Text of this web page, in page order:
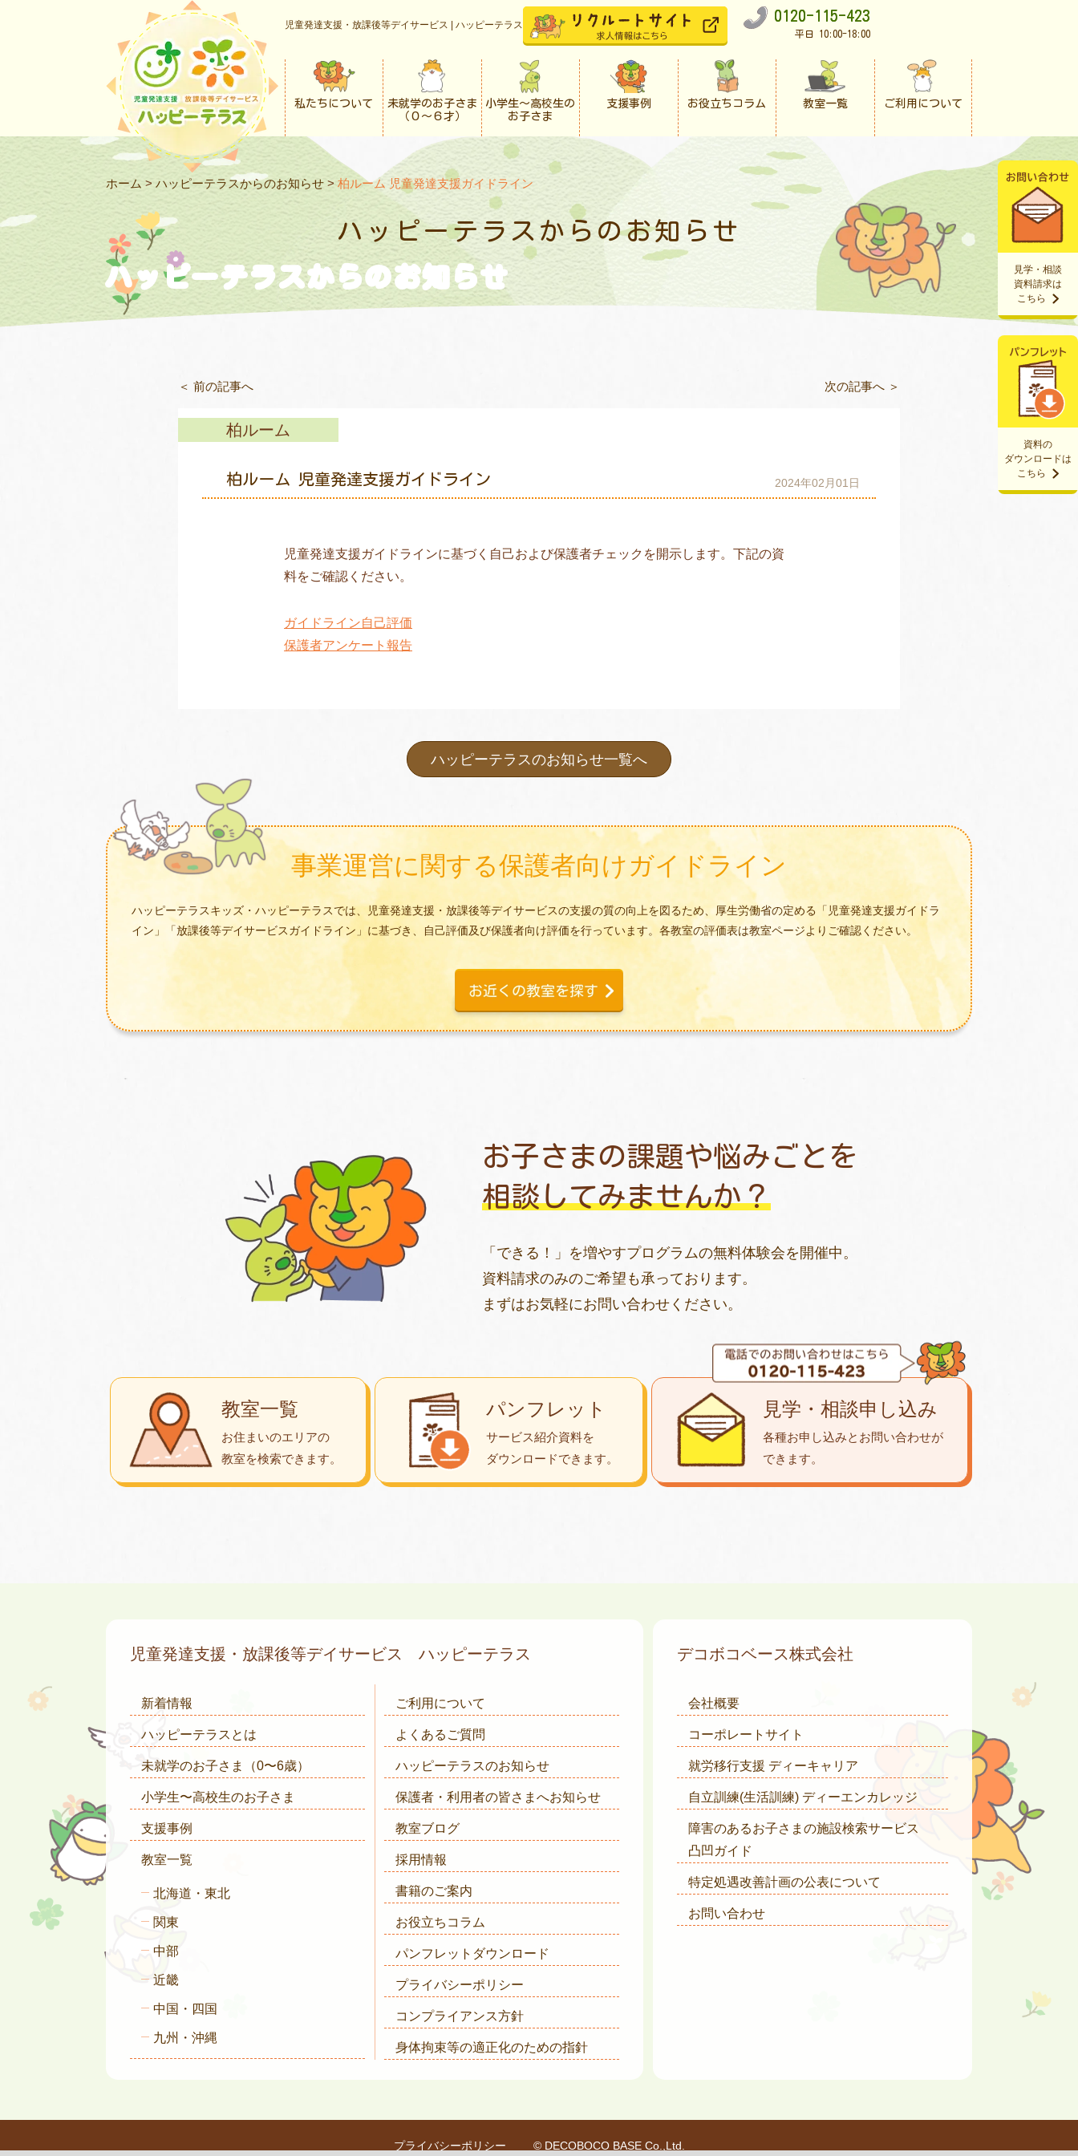
児童発達支援・放課後等デイサービス | ハッピーテラス
0120-115-423
平日 10:00-18:00
私たちについて
未就学のお子さま
（０〜６才）
小学生〜高校生の
お子さま
支援事例 お役立ちコラム 教室一覧 ご利用について
資料の
ダウンロードは
こちら
見学・相談
資料請求は
こちら
ホーム > ハッピーテラスからのお知らせ > 柏ルーム 児童発達支援ガイドライン
ハッピーテラスからのお知らせ
ハッピーテラスからのお知らせ
＜ 前の記事へ 次の記事へ ＞
柏ルーム
柏ルーム 児童発達支援ガイドライン 2024年02月01日
児童発達支援ガイドラインに基づく自己および保護者チェックを開示します。下記の資
料をご確認ください。
ガイドライン自己評価
保護者アンケート報告
ハッピーテラスのお知らせ一覧へ
事業運営に関する保護者向けガイドライン
ハッピーテラスキッズ・ハッピーテラスでは、児童発達支援・放課後等デイサービスの支援の質の向上を図るため、厚生労働省の定める「児童発達支援ガイドラ
イン」「放課後等デイサービスガイドライン」に基づき、自己評価及び保護者向け評価を行っています。各教室の評価表は教室ページよりご確認ください。
お子さまの課題や悩みごとを
相談してみませんか？
「できる！」を増やすプログラムの無料体験会を開催中。
資料請求のみのご希望も承っております。
まずはお気軽にお問い合わせください。
教室一覧
お住まいのエリアの
教室を検索できます。
パンフレット
サービス紹介資料を
ダウンロードできます。
見学・相談申し込み
各種お申し込みとお問い合わせが
できます。
児童発達支援・放課後等デイサービス ハッピーテラス
新着情報
ハッピーテラスとは
未就学のお子さま （0〜6歳）
小学生〜高校生のお子さま
支援事例
教室一覧
北海道・東北
関東
中部
近畿
中国・四国
九州・沖縄
ご利用について
よくあるご質問
ハッピーテラスのお知らせ
保護者・利用者の皆さまへお知らせ
教室ブログ
採用情報
書籍のご案内
お役立ちコラム
パンフレットダウンロード
プライバシーポリシー
コンプライアンス方針
身体拘束等の適正化のための指針
デコボコベース株式会社
会社概要
コーポレートサイト
就労移行支援 ディーキャリア
自立訓練(生活訓練) ディーエンカレッジ
障害のあるお子さまの施設検索サービス
凸凹ガイド
特定処遇改善計画の公表について
お問い合わせ
プライバシーポリシー © DECOBOCO BASE Co.,Ltd.